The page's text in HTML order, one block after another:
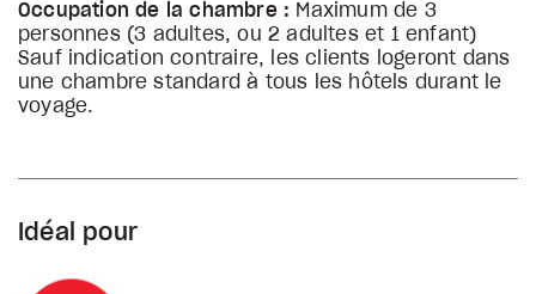
Occupation de la chambre : Maximum de 3
personnes (3 adultes, ou 2 adultes et 1 enfant)
Sauf indication contraire, les clients logeront dans
une chambre standard à tous les hôtels durant le
voyage.
Idéal pour